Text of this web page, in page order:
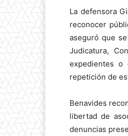
La defensora
reconocer
aseguró que
Judicatura,
expedientes o
repetición de
Benavides
libertad de
denuncias